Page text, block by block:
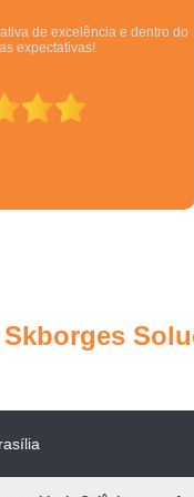
que fazem! Melhor empresa
Oeste.